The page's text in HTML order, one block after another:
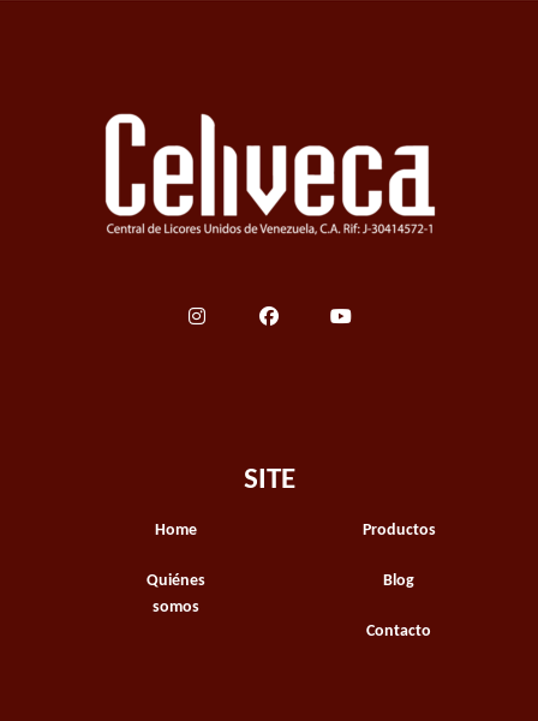
SITE
Home
Quiénes
somos
Productos
Blog
Contacto